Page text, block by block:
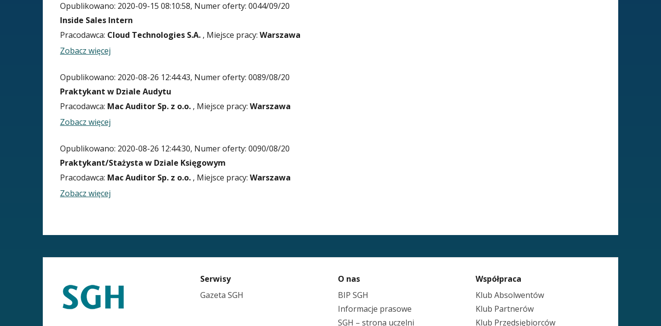
Opublikowano: 2020-09-15 08:10:58, Numer oferty: 0044/09/20
Inside Sales Intern
Pracodawca: Cloud Technologies S.A. , Miejsce pracy: Warszawa
Zobacz więcej
Opublikowano: 2020-08-26 12:44:43, Numer oferty: 0089/08/20
Praktykant w Dziale Audytu
Pracodawca: Mac Auditor Sp. z o.o. , Miejsce pracy: Warszawa
Zobacz więcej
Opublikowano: 2020-08-26 12:44:30, Numer oferty: 0090/08/20
Praktykant/Stażysta w Dziale Księgowym
Pracodawca: Mac Auditor Sp. z o.o. , Miejsce pracy: Warszawa
Zobacz więcej
Serwisy
Gazeta SGH
O nas
BIP SGH
Informacje prasowe
SGH – strona uczelni
Współpraca
Klub Absolwentów
Klub Partnerów
Klub Przedsiębiorców